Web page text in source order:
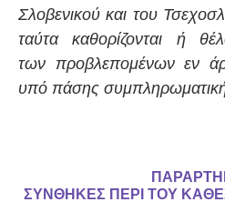
Σλοβενικού και του
ταύτα καθορίζονται ή
των προβλεπομένων εν
υπό πάσης
ΣΥΝΘΗΚΕΣ ΠΕΡΙ ΤΟΥ